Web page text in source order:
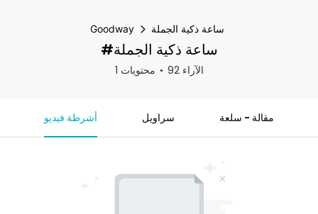
Goodway ساعة ذكية الجملة
#ساعة ذكية الجملة
1 محتويات 92 الآراء
أشرطة فيديو سراويل مقالة - سلعة